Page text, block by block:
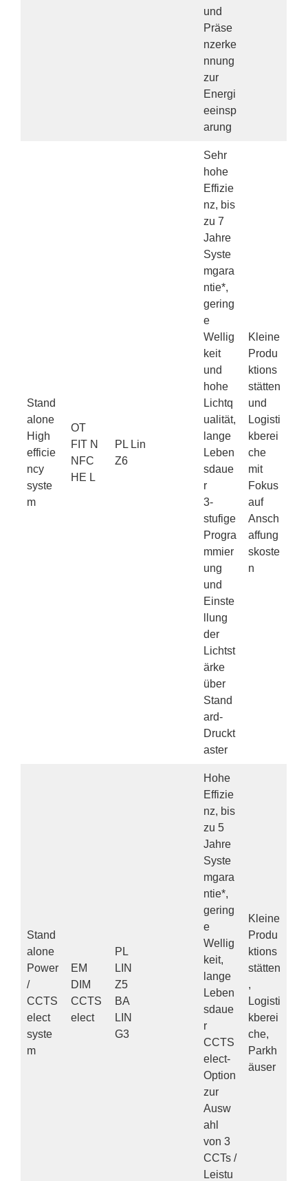
und
Präse
nzerke
nnung
zur
Energi
eeinsp
arung
Stand
alone
High
efficie
ncy
syste
m
OT
FIT N
NFC
HE L
PL Lin
Z6
Sehr
hohe
Effizie
nz, bis
zu 7
Jahre
Syste
mgara
ntie*,
gering
e
Wellig
keit
und
hohe
Lichtq
ualität,
lange
Leben
sdaue
r
3-
stufige
Progra
mmier
ung
und
Einste
llung
der
Lichtst
ärke
über
Stand
ard-
Druckt
aster
Kleine
Produ
ktions
stätten
und
Logisti
kberei
che
mit
Fokus
auf
Ansch
affung
skoste
n
Stand
alone
Power
/
CCTS
elect
syste
m
EM
DIM
CCTS
elect
PL
LIN
Z5
BA
LIN
G3
Hohe
Effizie
nz, bis
zu 5
Jahre
Syste
mgara
ntie*,
gering
e
Wellig
keit,
lange
Leben
sdaue
r
CCTS
elect-
Option
zur
Ausw
ahl
von 3
CCTs /
Leistu
Kleine
Produ
ktions
stätten
,
Logisti
kberei
che,
Parkh
äuser